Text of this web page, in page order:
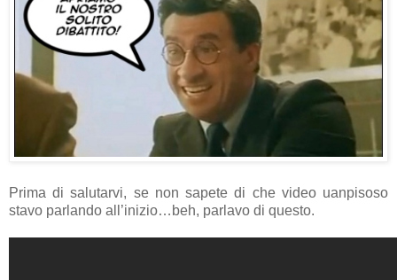
Prima di salutarvi, se non sapete di che video uanpisoso
stavo parlando all’inizio…beh, parlavo di questo.